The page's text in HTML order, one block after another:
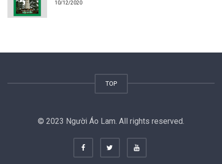
10/12/2020
TOP
© 2023 Người Áo Lam. All rights reserved.